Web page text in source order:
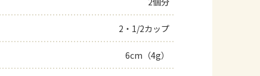
2・1/2カップ
6cm（4g）